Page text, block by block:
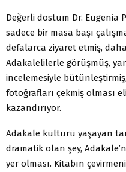
Değerli dostum Dr. Eugenia
sadece bir masa başı
defalarca ziyaret etmiş, daha
Adakalelilerle görüşmüş,
incelemesiyle
fotoğrafları çekmiş olması
kazandırıyor.
Adakale kültürü yaşayan
dramatik olan şey,
yer olması. Kitabın